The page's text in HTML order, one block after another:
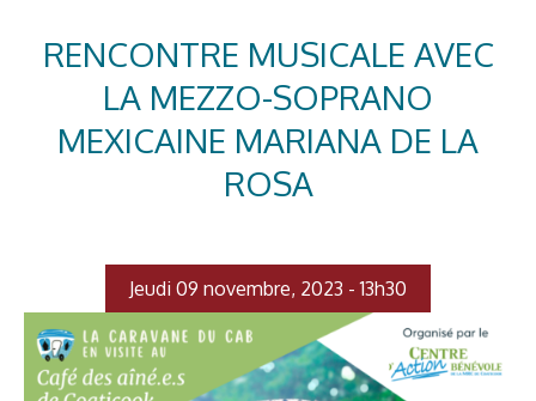
RENCONTRE MUSICALE AVEC
LA MEZZO-SOPRANO
MEXICAINE MARIANA DE LA
ROSA
Jeudi 09 novembre, 2023 - 13h30